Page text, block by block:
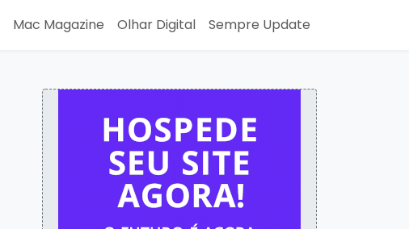
Mac Magazine Olhar Digital Sempre Update